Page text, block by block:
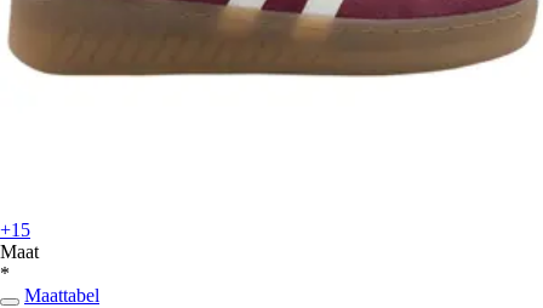
+15
Maat
*
Maattabel